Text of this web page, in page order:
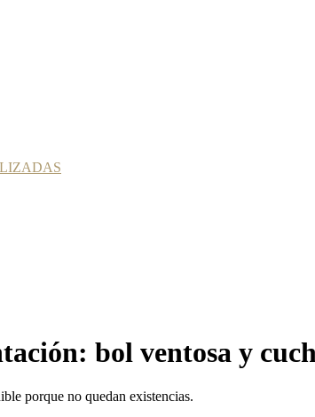
bol ventosa y
porque no quedan existencias.